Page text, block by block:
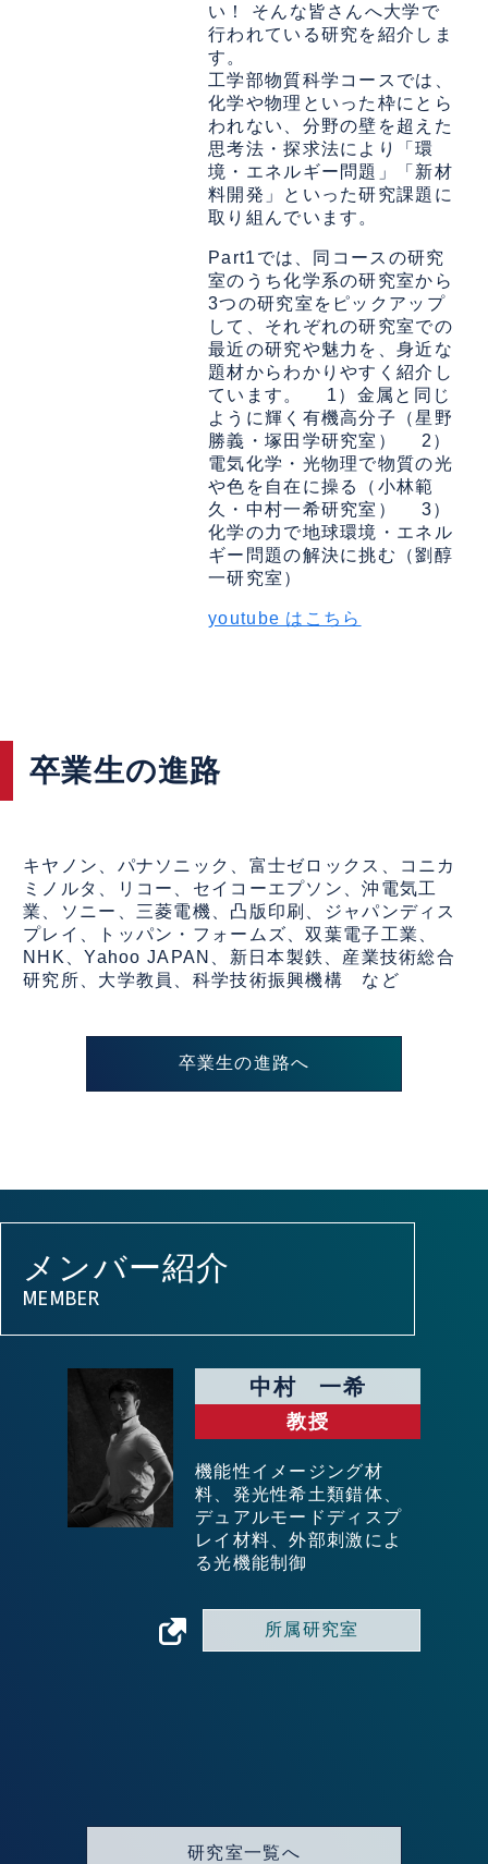
い！ そんな皆さんへ大学で
行われている研究を紹介しま
す。
工学部物質科学コースでは、
化学や物理といった枠にとら
われない、分野の壁を超えた
思考法・探求法により「環
境・エネルギー問題」「新材
料開発」といった研究課題に
取り組んでいます。
Part1では、同コースの研究
室のうち化学系の研究室から
3つの研究室をピックアップ
して、それぞれの研究室での
最近の研究や魅力を、身近な
題材からわかりやすく紹介し
ています。 1）金属と同じ
ように輝く有機高分子（星野
勝義・塚田学研究室） 2）
電気化学・光物理で物質の光
や色を自在に操る（小林範
久・中村一希研究室） 3）
化学の力で地球環境・エネル
ギー問題の解決に挑む（劉醇
一研究室）
youtube はこちら
卒業生の進路
キヤノン、パナソニック、富士ゼロックス、コニカ
ミノルタ、リコー、セイコーエプソン、沖電気工
業、ソニー、三菱電機、凸版印刷、ジャパンディス
プレイ、トッパン・フォームズ、双葉電子工業、
NHK、Yahoo JAPAN、新日本製鉄、産業技術総合
研究所、大学教員、科学技術振興機構 など
卒業生の進路へ
メンバー紹介
MEMBER
中村 一希
教授
機能性イメージング材
料、発光性希土類錯体、
デュアルモードディスプ
レイ材料、外部刺激によ
る光機能制御
所属研究室
研究室一覧へ